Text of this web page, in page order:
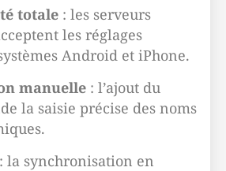
totale : les serveurs
les réglages
Android et iPhone.
manuelle : l’ajout du
la saisie précise des noms
: la synchronisation en